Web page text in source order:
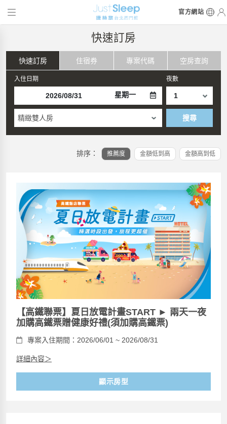
官方網站
快速訂房
快速訂房 住宿券 專案代碼 空房查詢
入住日期
星期一
夜數
精緻雙人房 搜尋
排序： 推薦度 金額低到高 金額高到低
【高鐵聯票】夏日放電計畫START ► 兩天一夜
加購高鐵票贈健康好禮(須加購高鐵票)
專案入住期間：2026/06/01 ~ 2026/08/31
詳細內容＞
顯示房型